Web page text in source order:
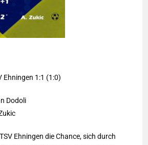
Ehningen 1:1 (1:0)
Dodoli
Ehningen die Chance, sich durch